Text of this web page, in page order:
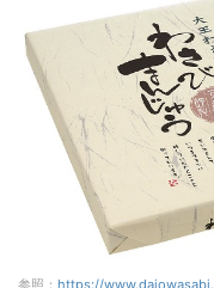
参照： https://